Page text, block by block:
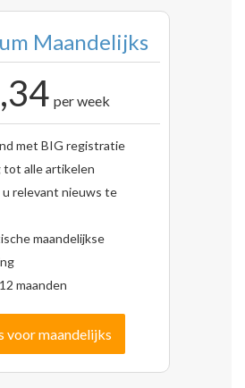
Maandelijks
per week
met BIG registratie
tot alle artikelen
u relevant nieuws te
maandelijkse
maanden
voor maandelijks